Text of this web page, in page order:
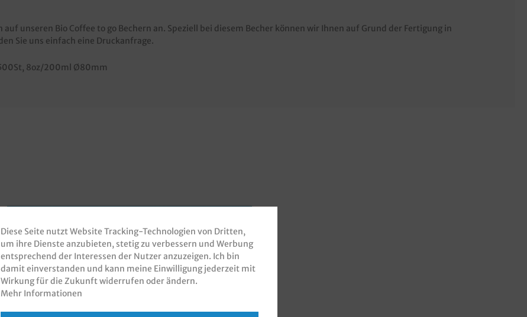
unseren Bio Coffee to go Bechern an. Speziell bei diesem Becher können wir Ihnen auf Grund der Fertigung in
Sie uns einfach eine Druckanfrage.
, 8oz/200ml Ø80mm
Diese Seite nutzt Website Tracking-Technologien von Dritten,
um ihre Dienste anzubieten, stetig zu verbessern und Werbung
entsprechend der Interessen der Nutzer anzuzeigen. Ich bin
damit einverstanden und kann meine Einwilligung jederzeit mit
Wirkung für die Zukunft widerrufen oder ändern.
Mehr Informationen